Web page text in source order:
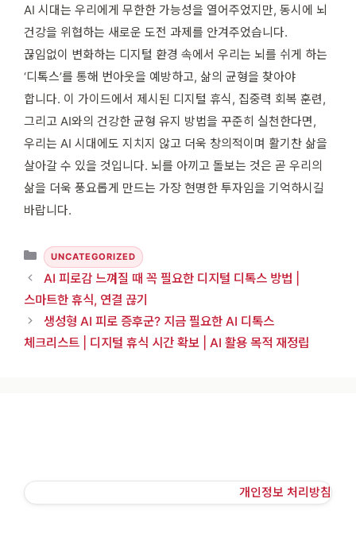
AI 시대는 우리에게 무한한 가능성을 열어주었지만, 동시에 뇌
건강을 위협하는 새로운 도전 과제를 안겨주었습니다.
끊임없이 변화하는 디지털 환경 속에서 우리는 뇌를 쉬게 하는
‘디톡스’를 통해 번아웃을 예방하고, 삶의 균형을 찾아야
합니다. 이 가이드에서 제시된 디지털 휴식, 집중력 회복 훈련,
그리고 AI와의 건강한 균형 유지 방법을 꾸준히 실천한다면,
우리는 AI 시대에도 지치지 않고 더욱 창의적이며 활기찬 삶을
살아갈 수 있을 것입니다. 뇌를 아끼고 돌보는 것은 곧 우리의
삶을 더욱 풍요롭게 만드는 가장 현명한 투자임을 기억하시길
바랍니다.
카테고리
UNCATEGORIZED
AI 피로감 느껴질 때 꼭 필요한 디지털 디톡스 방법 |
스마트한 휴식, 연결 끊기
생성형 AI 피로 증후군? 지금 필요한 AI 디톡스
체크리스트 | 디지털 휴식 시간 확보 | AI 활용 목적 재정립
개인정보 처리방침